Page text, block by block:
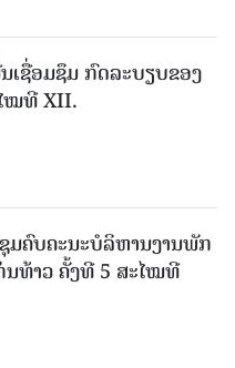
ເຊື່ອມຊຶມ ກົດລະບຽບຂອງ
ໝທີ XII.
ມຄົບຄະນະບໍລິຫານງານພັກ
ນ​ທ້າວ ຄັ້ງທີ 5 ສະໄໝທີ